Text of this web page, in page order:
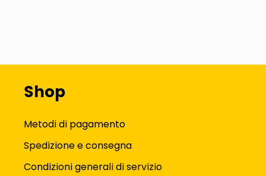
Shop
Metodi di pagamento
Spedizione e consegna
Condizioni generali di servizio